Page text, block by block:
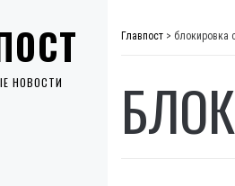
НОВОСТИ
Главпост > блокировка